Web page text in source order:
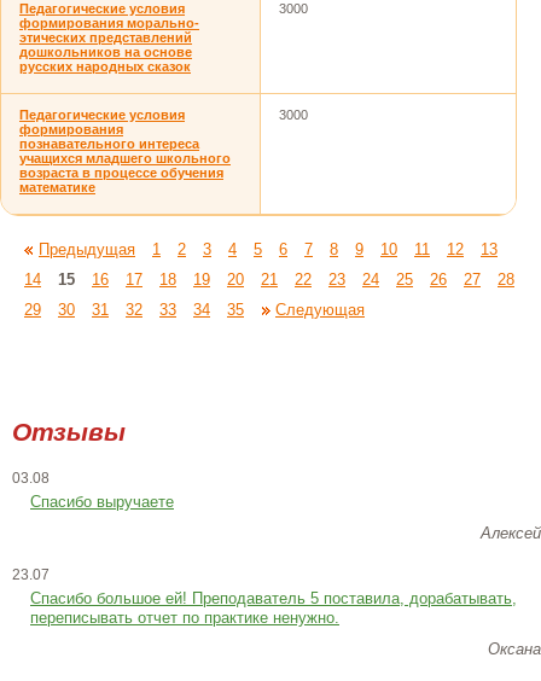
Педагогические условия
формирования морально-
этических представлений
дошкольников на основе
русских народных сказок
3000
Педагогические условия
формирования
познавательного интереса
учащихся младшего школьного
возраста в процессе обучения
математике
3000
Предыдущая 1 2 3 4 5 6 7 8 9 10 11 12
13
14
15 16 17 18 19 20 21 22 23 24 25 26 27
28
29
30 31 32 33 34 35 Следующая
Отзывы
03.08
Спасибо выручаете
Алексей
23.07
Cпасибо большое ей! Преподаватель 5 поставила, дорабатывать,
переписывать отчет по практике ненужно.
Оксана